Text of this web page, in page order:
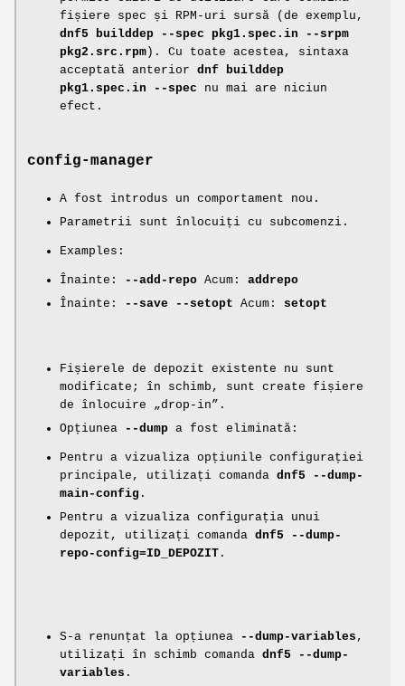
fișiere spec și RPM-uri sursă (de exemplu,
dnf5 builddep --spec pkg1.spec.in --srpm
pkg2.src.rpm ). Cu toate acestea, sintaxa
acceptată anterior dnf builddep
pkg1.spec.in --spec nu mai are niciun
efect.
config-manager
A fost introdus un comportament nou.
Parametrii sunt înlocuiți cu subcomenzi.
Examples:
Înainte: --add-repo Acum: addrepo
Înainte:
--save --setopt Acum: setopt
Fișierele de depozit existente nu sunt
modificate; în schimb, sunt create fișiere
de înlocuire „drop-in”.
Opțiunea
--dump a fost eliminată:
Pentru a vizualiza opțiunile configurației
principale, utilizați comanda dnf5 --dump-
main-config .
Pentru a vizualiza configurația unui
depozit, utilizați comanda dnf5 --dump-
repo-config=ID_DEPOZIT .
S-a renunțat la opțiunea --dump-variables ,
utilizați în schimb comanda dnf5 --dump-
variables .